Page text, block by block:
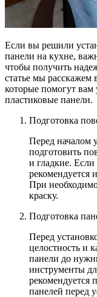
Если вы решили
панели на кухне,
чтобы получить
статье мы расскажем
которые помогут вам
пластиковые панели.
Подготовка
Перед началом
подготовить
и гладкие.
рекомендуется
При
краску.
Подготовка
Перед
целостность и
панели до
инструменты
рекомендуется
панелей перед